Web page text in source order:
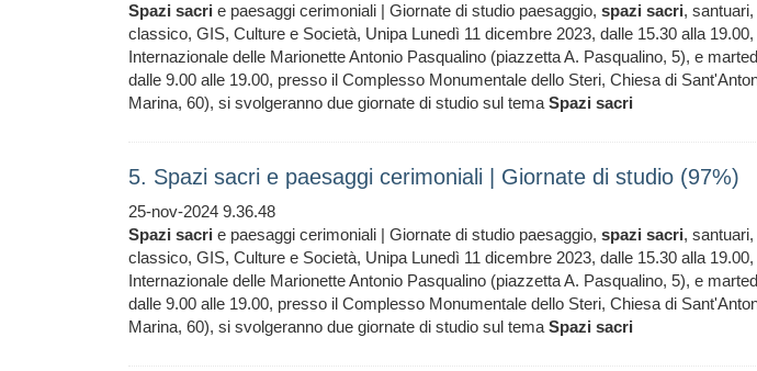
Spazi sacri e paesaggi cerimoniali | Giornate di studio paesaggio, spazi sacri,
classico, GIS, Culture e Società, Unipa Lunedì 11 dicembre 2023, dalle 15.30 alla
Internazionale delle Marionette Antonio Pasqualino (piazzetta A. Pasqualino, 5), e
dalle 9.00 alle 19.00, presso il Complesso Monumentale dello Steri, Chiesa di
Marina, 60), si svolgeranno due giornate di studio sul tema Spazi sacri
5. Spazi sacri e paesaggi cerimoniali | Giornate di studio (97%)
25-nov-2024 9.36.48
Spazi sacri e paesaggi cerimoniali | Giornate di studio paesaggio, spazi sacri,
classico, GIS, Culture e Società, Unipa Lunedì 11 dicembre 2023, dalle 15.30 alla
Internazionale delle Marionette Antonio Pasqualino (piazzetta A. Pasqualino, 5), e
dalle 9.00 alle 19.00, presso il Complesso Monumentale dello Steri, Chiesa di
Marina, 60), si svolgeranno due giornate di studio sul tema Spazi sacri